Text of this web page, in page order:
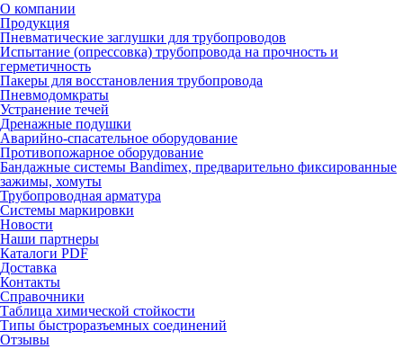
О компании
Продукция
Пневматические заглушки для трубопроводов
Испытание (опрессовка) трубопровода на прочность и
герметичность
Пакеры для восстановления трубопровода
Пневмодомкраты
Устранение течей
Дренажные подушки
Аварийно-спасательное оборудование
Противопожарное оборудование
Бандажные системы Bandimex, предварительно фиксированные
зажимы, хомуты
Трубопроводная арматура
Системы маркировки
Новости
Наши партнеры
Каталоги PDF
Доставка
Контакты
Справочники
Таблица химической стойкости
Типы быстроразъемных соединений
Отзывы